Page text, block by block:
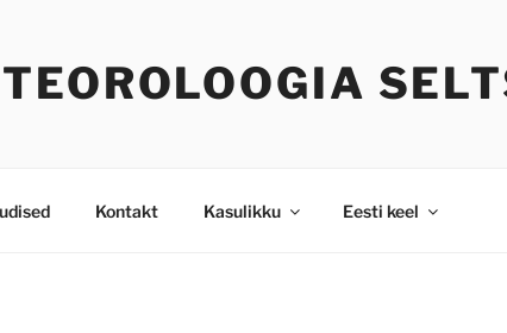
Kontakt Kasulikku Eesti keel